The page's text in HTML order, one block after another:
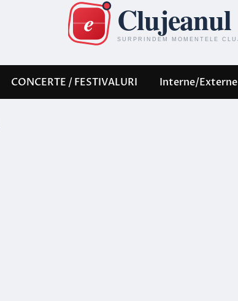
CONCERTE / FESTIVALURI Interne/Externe